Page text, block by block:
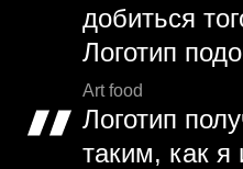
добиться
Логотип
Art food
Логотип
таким, как я